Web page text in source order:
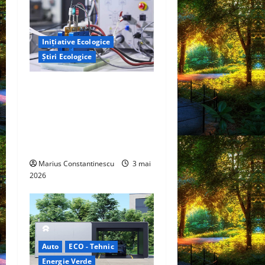
Inițiative Ecologice
Știri Ecologice
Marius Constantinescu
3 mai
2026
Auto
ECO - Tehnic
Energie Verde